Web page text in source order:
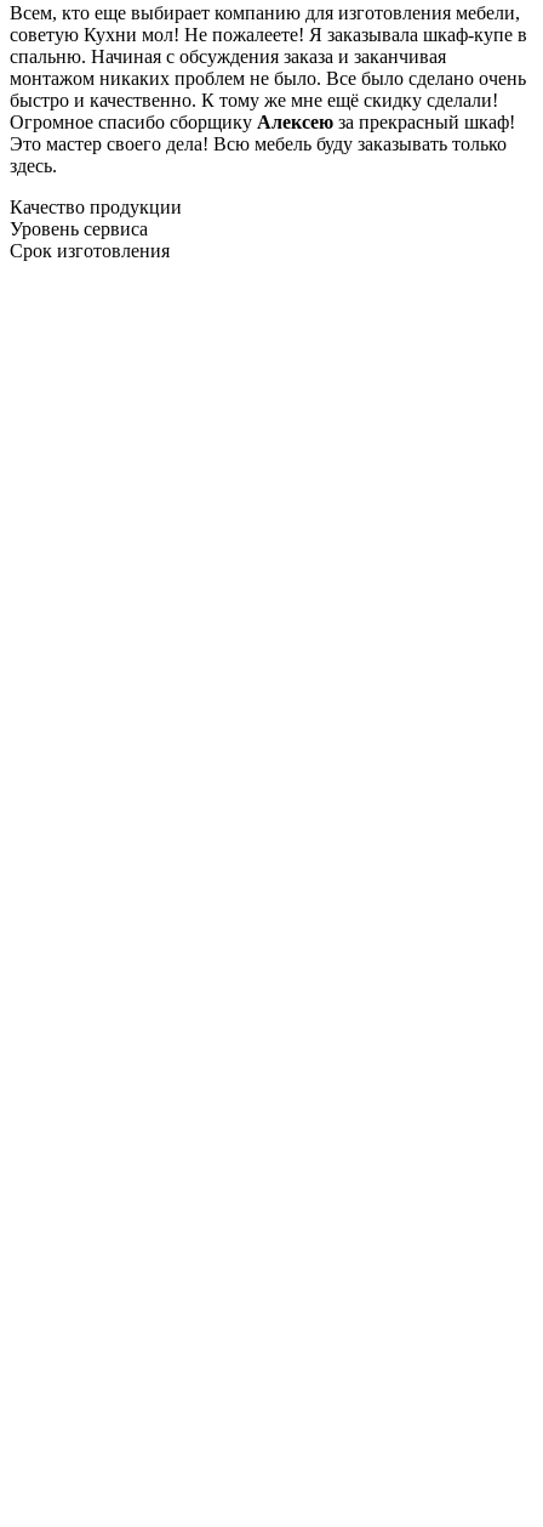
Всем, кто еще выбирает компанию для изготовления мебели,
советую Кухни мол! Не пожалеете! Я заказывала шкаф-купе в
спальню. Начиная с обсуждения заказа и заканчивая
монтажом никаких проблем не было. Все было сделано очень
быстро и качественно. К тому же мне ещё скидку сделали!
Огромное спасибо сборщику Алексею за прекрасный шкаф!
Это мастер своего дела! Всю мебель буду заказывать только
здесь.
Качество продукции
Уровень сервиса
Срок изготовления